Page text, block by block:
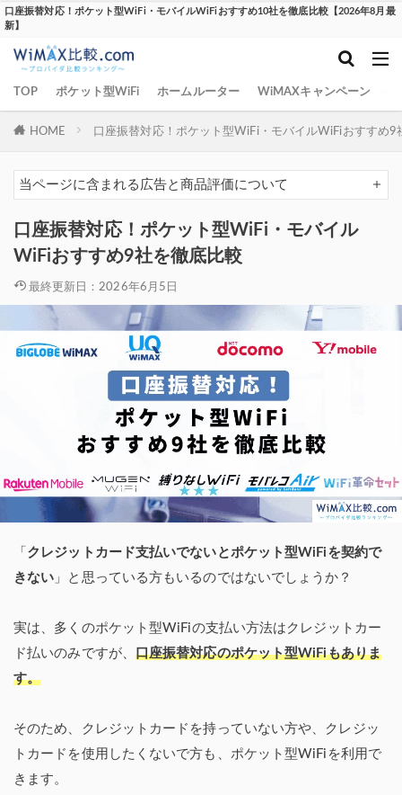
口座振替対応！ポケット型WiFi・モバイルWiFiおすすめ10社を徹底比較【2026年8月最
新】
TOP ポケット型WiFi ホームルーター WiMAXキャンペーン
HOME 口座振替対応！ポケット型WiFi・モバイルWiFiおすすめ9
当ページに含まれる広告と商品評価について
口座振替対応！ポケット型WiFi・モバイル
WiFiおすすめ9社を徹底比較
最終更新日：2026年6月5日
「 クレジットカード支払いでないとポケット型WiFiを契約で
きない 」と思っている方もいるのではないでしょうか？
実は、多くのポケット型WiFiの支払い方法はクレジットカー
ド払いのみですが、 口座振替対応のポケット型WiFiもありま
す。
そのため、クレジットカードを持っていない方や、クレジッ
トカードを使用したくないで方も、ポケット型WiFiを利用で
きます。